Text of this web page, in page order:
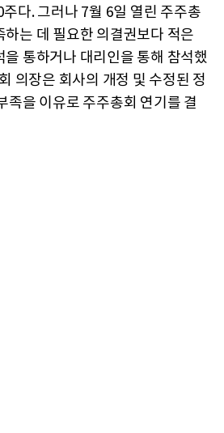
다. 그러나 7월 6일 열린 주주총
는 데 필요한 의결권보다 적은
을 통하거나 대리인을 통해 참석했
의장은 회사의 개정 및 수정된 정
족을 이유로 주주총회 연기를 결